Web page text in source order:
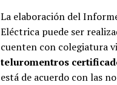
La elaboración del
Eléctrica puede ser
cuenten con colegiatura
teluromentros
está de acuerdo con las